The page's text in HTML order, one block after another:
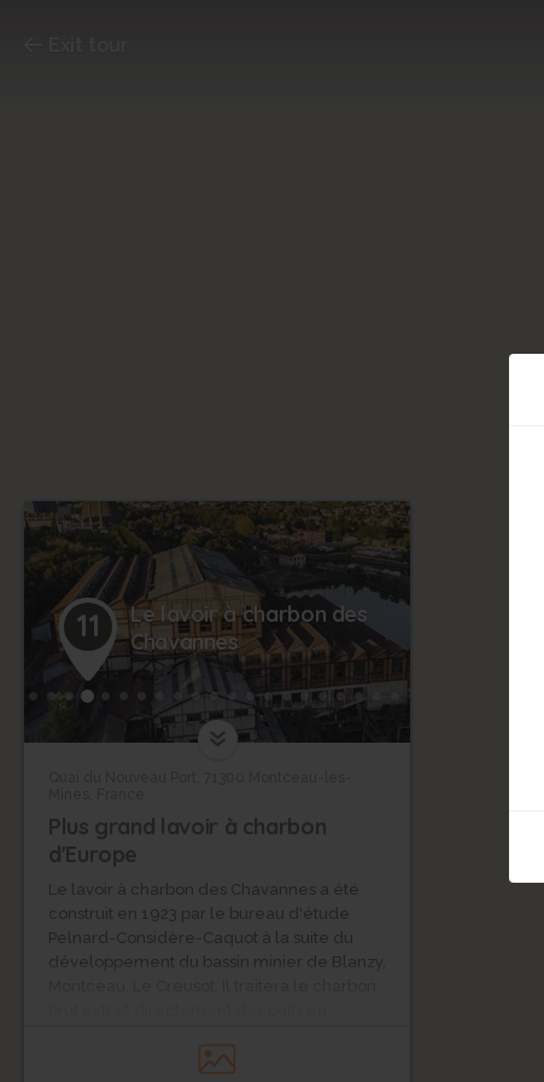
11
Le lavoir à charbon des
Chavannes
Plus grand lavoir à charbon
d'Europe
Le lavoir à charbon des Chavannes a été
construit en 1923 par le bureau d'étude
Pelnard-Considère-Caquot à la suite du
développement du bassin minier de Blanzy,
jusqu'en 1999. Il est considéré comme le